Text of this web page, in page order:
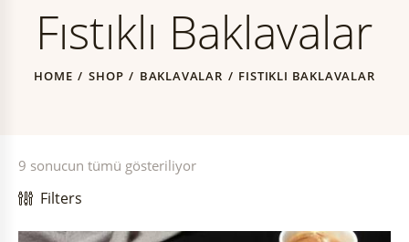
Fıstıklı Baklavalar
HOME SHOP BAKLAVALAR FISTIKLI BAKLAVALAR
9 sonucun tümü gösteriliyor
Filters